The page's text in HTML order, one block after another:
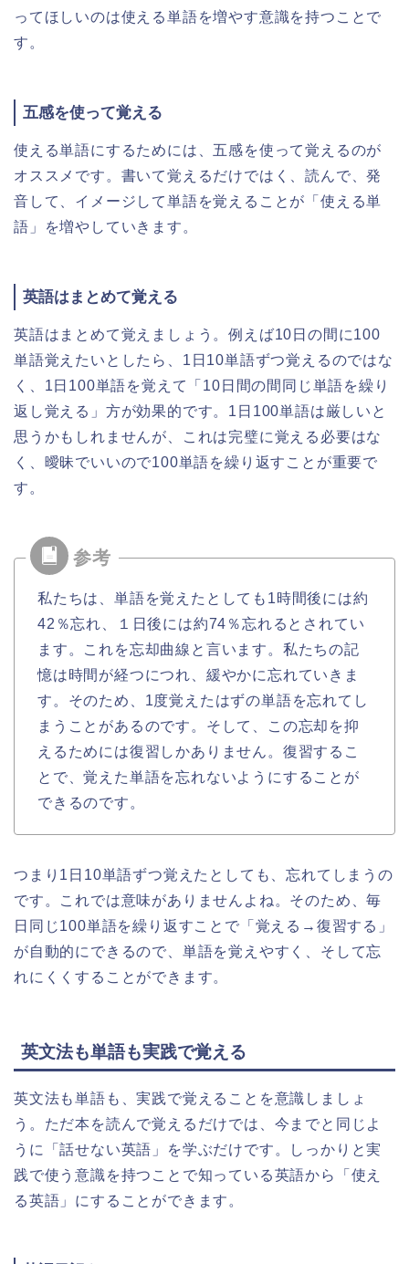
ってほしいのは使える単語を増やす意識を持つことで
す。
五感を使って覚える
使える単語にするためには、五感を使って覚えるのが
オススメです。書いて覚えるだけではく、読んで、発
音して、イメージして単語を覚えることが「使える単
語」を増やしていきます。
英語はまとめて覚える
英語はまとめて覚えましょう。例えば10日の間に100
単語覚えたいとしたら、1日10単語ずつ覚えるのではな
く、1日100単語を覚えて「10日間の間同じ単語を繰り
返し覚える」方が効果的です。1日100単語は厳しいと
思うかもしれませんが、これは完璧に覚える必要はな
く、曖昧でいいので100単語を繰り返すことが重要で
す。
私たちは、単語を覚えたとしても1時間後には約
42％忘れ、１日後には約74％忘れるとされてい
ます。これを忘却曲線と言います。私たちの記
憶は時間が経つにつれ、緩やかに忘れていきま
す。そのため、1度覚えたはずの単語を忘れてし
まうことがあるのです。そして、この忘却を抑
えるためには復習しかありません。復習するこ
とで、覚えた単語を忘れないようにすることが
できるのです。
つまり1日10単語ずつ覚えたとしても、忘れてしまうの
です。これでは意味がありませんよね。そのため、毎
日同じ100単語を繰り返すことで「覚える→復習する」
が自動的にできるので、単語を覚えやすく、そして忘
れにくくすることができます。
英文法も単語も実践で覚える
英文法も単語も、実践で覚えることを意識しましょ
う。ただ本を読んで覚えるだけでは、今までと同じよ
うに「話せない英語」を学ぶだけです。しっかりと実
践で使う意識を持つことで知っている英語から「使え
る英語」にすることができます。